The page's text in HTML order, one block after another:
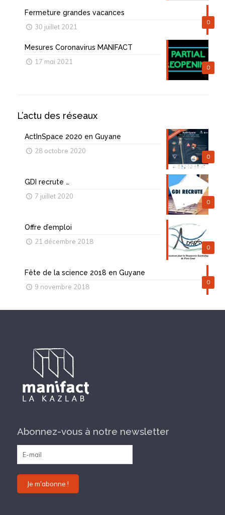
0
Fermeture grandes vacances
30 juillet 2021
0
Mesures Coronavirus MANIFACT
17 mai 2021
L’actu des réseaux
0
ActInSpace 2020 en Guyane
28 octobre 2020
0
GDI recrute …
7 juillet 2020
0
Offre d’emploi
21 décembre 2018
0
Fête de la science 2018 en Guyane
9 novembre 2018
Abonnez-vous à notre newsletter